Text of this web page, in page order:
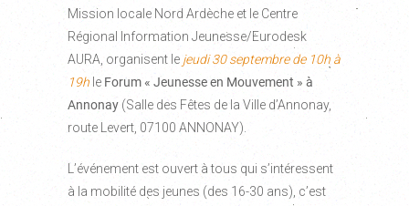
Mission locale Nord Ardèche et le Centre
Régional Information Jeunesse/Eurodesk
AURA, organisent le jeudi 30 septembre de 10h à
19h le Forum « Jeunesse en Mouvement » à
Annonay (Salle des Fêtes de la Ville d’Annonay,
route Levert, 07100 ANNONAY).
L’événement est ouvert à tous qui s’intéressent
à la mobilité des jeunes (des 16-30 ans), c’est